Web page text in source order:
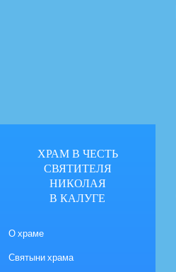
ХРАМ В ЧЕСТЬ
СВЯТИТЕЛЯ
НИКОЛАЯ
В КАЛУГЕ
О храме
Святыни храма